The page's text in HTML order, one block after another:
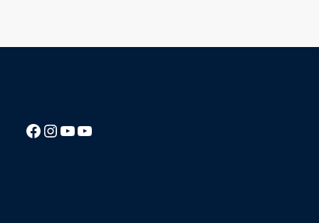
Посилання на Facebook сторінку ліцею
Instagram
Посилання на YouTube канал ліцеюПосилання на YouTube канал ліцею